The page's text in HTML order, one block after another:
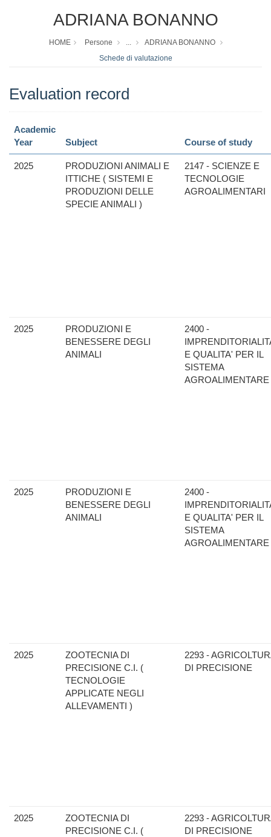
ADRIANA BONANNO
HOME Persone ...
ADRIANA BONANNO
Schede di valutazione
Evaluation record
Academic
Year
Subject Course of study
2025
PRODUZIONI ANIMALI E
ITTICHE ( SISTEMI E
PRODUZIONI DELLE
SPECIE ANIMALI )
2147 - SCIENZE E
TECNOLOGIE
AGROALIMENTARI
2025
PRODUZIONI E
BENESSERE DEGLI
ANIMALI
2400 -
E QUALITA' PER IL
SISTEMA
AGROALIMENTARE
2025
PRODUZIONI E
BENESSERE DEGLI
ANIMALI
2400 -
E QUALITA' PER IL
SISTEMA
AGROALIMENTARE
2025
ZOOTECNIA DI
PRECISIONE C.I. (
TECNOLOGIE
APPLICATE NEGLI
ALLEVAMENTI )
2293 -
DI PRECISIONE
2025
ZOOTECNIA DI
PRECISIONE C.I. (
2293 -
DI PRECISIONE